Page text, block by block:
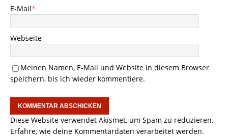
E-Mail*
Webseite
Meinen Namen, E-Mail und Website in diesem Browser
speichern, bis ich wieder kommentiere.
Diese Website verwendet Akismet, um Spam zu reduzieren.
Erfahre, wie deine Kommentardaten verarbeitet werden.